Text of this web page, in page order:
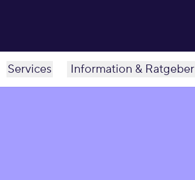
Services Information & Ratgeber